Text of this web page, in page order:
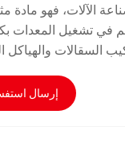
الآلات، فهو مادة
في تشغيل المعدات
السقالات والهياكل
إرسال